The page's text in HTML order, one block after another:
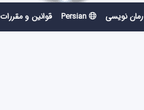
رمان نویسی Persian قوانین و مقررات